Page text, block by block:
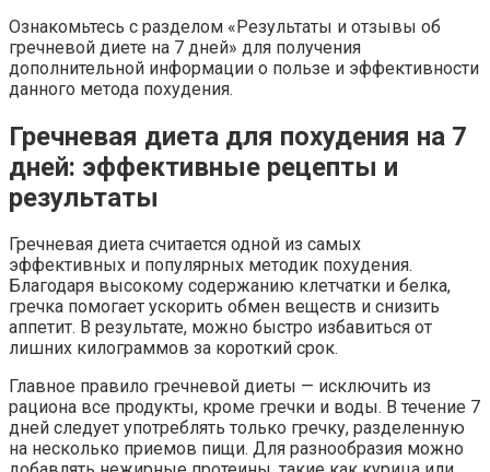
Ознакомьтесь с разделом «Результаты и отзывы об
гречневой диете на 7 дней» для получения
дополнительной информации о пользе и эффективности
данного метода похудения.
Гречневая диета для похудения на 7
дней: эффективные рецепты и
результаты
Гречневая диета считается одной из самых
эффективных и популярных методик похудения.
Благодаря высокому содержанию клетчатки и белка,
гречка помогает ускорить обмен веществ и снизить
аппетит. В результате, можно быстро избавиться от
лишних килограммов за короткий срок.
Главное правило гречневой диеты — исключить из
рациона все продукты, кроме гречки и воды. В течение 7
дней следует употреблять только гречку, разделенную
на несколько приемов пищи. Для разнообразия можно